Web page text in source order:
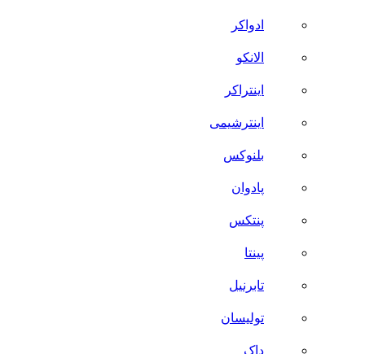
ادواکر
الانکو
اینتراکر
اینترشیمی
بلنوکس
پادوان
پنتکس
پینتا
تابرنیل
تولیسان
داک